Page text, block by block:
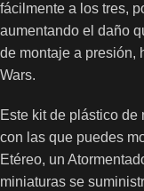
fácilmente a los tres,
aumentando el daño
de montaje a presión,
Wars.
Este kit de plástico
con las que puedes
Etéreo, un
miniaturas se